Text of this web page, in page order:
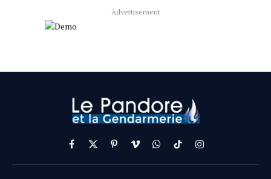
Advertisement
Facebook
X
(Twitter)
PinterestVimeoWhatsApp
TikTokInstagram